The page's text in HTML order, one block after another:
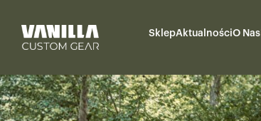
SklepAktualnościO Nas